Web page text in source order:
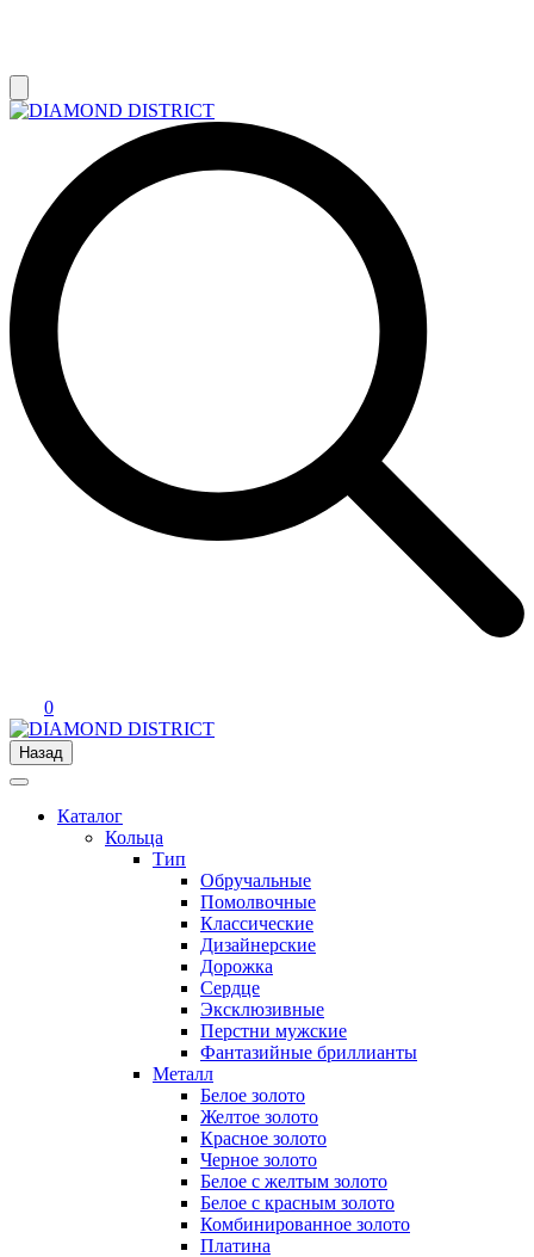
0
Назад
Каталог
Кольца
Тип
Обручальные
Помолвочные
Классические
Дизайнерские
Дорожка
Сердце
Эксклюзивные
Перстни мужские
Фантазийные бриллианты
Металл
Белое золото
Желтое золото
Красное золото
Черное золото
Белое с желтым золото
Белое с красным золото
Комбинированное золото
Платина